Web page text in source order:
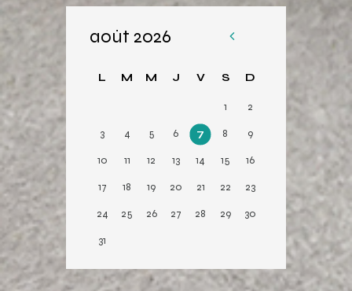
août 2026
L M M J V S D
1
2
3
4 5 6 7 8
9
10
11 12 13 14 15
16
17
18 19 20 21 22
23
24
25 26 27 28 29
30
31
«
r